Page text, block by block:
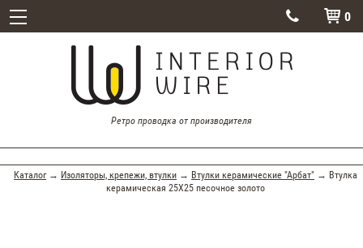
  0
Ретро проводка от производителя
Каталог→ Изоляторы, крепежи, втулки → Втулки керамические "Арбат" → Втулка
керамическая 25Х25 песочное золото